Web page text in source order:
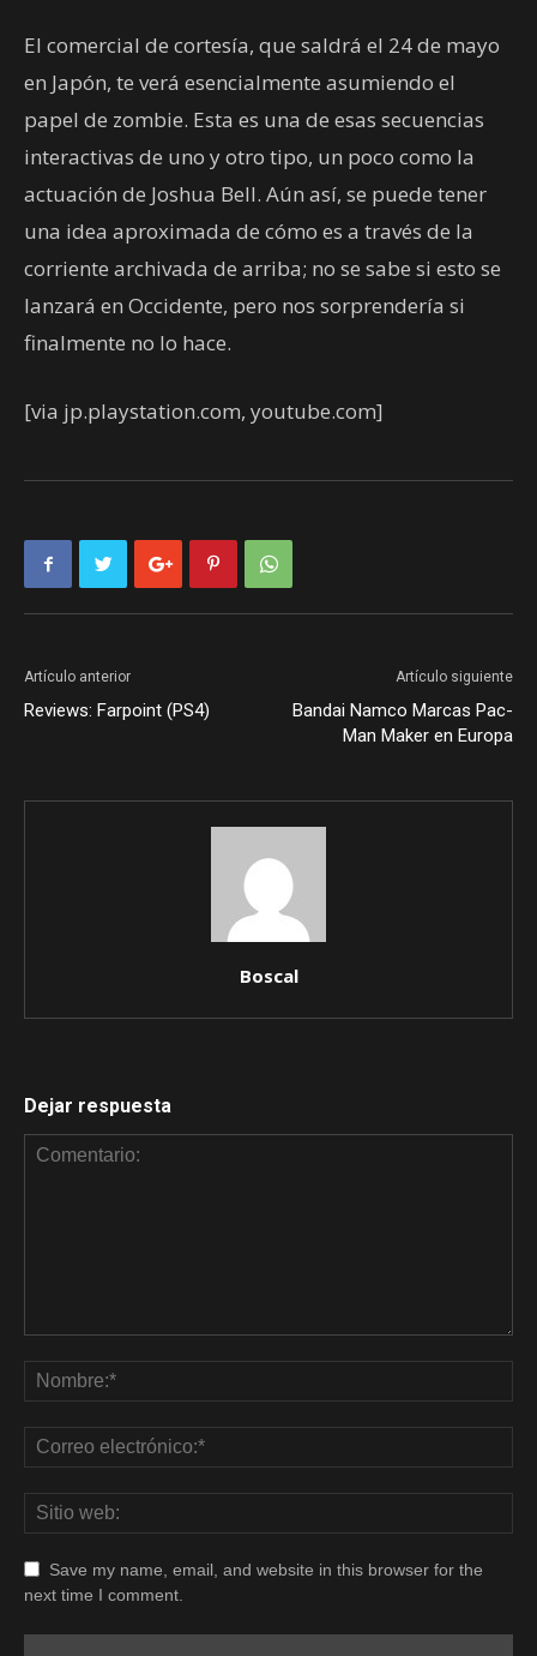
El comercial de cortesía, que saldrá el 24 de mayo
en Japón, te verá esencialmente asumiendo el
papel de zombie. Esta es una de esas secuencias
interactivas de uno y otro tipo, un poco como la
actuación de Joshua Bell. Aún así, se puede tener
una idea aproximada de cómo es a través de la
corriente archivada de arriba; no se sabe si esto se
lanzará en Occidente, pero nos sorprendería si
finalmente no lo hace.
[via jp.playstation.com, youtube.com]
Artículo anterior
Reviews: Farpoint (PS4)
Artículo siguiente
Bandai Namco Marcas Pac-
Man Maker en Europa
Boscal
Dejar respuesta
Save my name, email, and website in this browser for the
next time I comment.